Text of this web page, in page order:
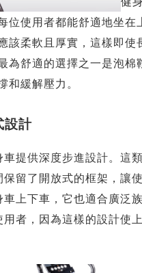
位使用者都能舒適地坐在
該柔軟且厚實，這樣即使
為舒適的選擇之一是泡棉
和緩解壓力。
設計
車提供深度步進設計。這
保留了開放式的框架，讓
車上下車，它也適合廣泛
用者，因為這樣的設計使